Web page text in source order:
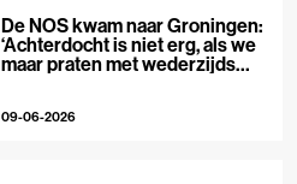
De NOS kwam naar Groningen:
‘Achterdocht is niet erg, als we
maar praten met wederzijds
09-06-2026